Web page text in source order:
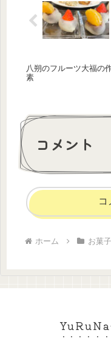
八朔のフルーツ大福の
素
コメント
コ
ホーム お菓子